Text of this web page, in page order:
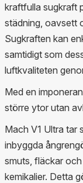
kraftfulla sugkraft
städning, oavsett
Sugkraften kan
samtidigt som
luftkvaliteten
Med en
större ytor utan
Mach V1 Ultra tar
inbyggda
smuts, fläckar
kemikalier. Detta